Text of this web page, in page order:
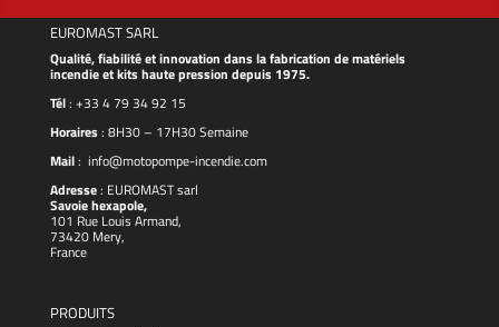
EUROMAST SARL
Qualité, fiabilité et innovation dans la fabrication de matériels
incendie et kits haute pression depuis 1975.
Tél: +33 4 79 34 92 15
Horaires: 8H30 – 17H30 Semaine
Mail: info@motopompe-incendie.com
Adresse: EUROMASTsarl
Savoie hexapole,
101 Rue Louis Armand,
73420 Mery,
France
PRODUITS